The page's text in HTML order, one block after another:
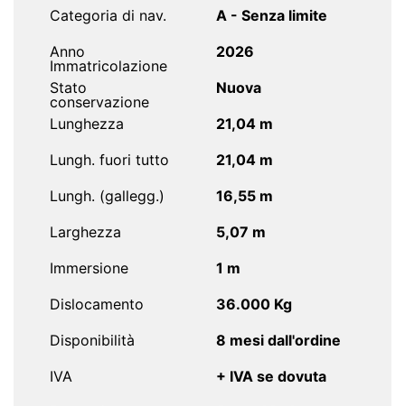
Categoria di nav.
A - Senza limite
Anno
Immatricolazione
2026
Stato
conservazione
Nuova
Lunghezza
21,04 m
Lungh. fuori tutto
21,04 m
Lungh. (gallegg.)
16,55 m
Larghezza
5,07 m
Immersione
1 m
Dislocamento
36.000 Kg
Disponibilità
8 mesi dall'ordine
IVA
+ IVA se dovuta